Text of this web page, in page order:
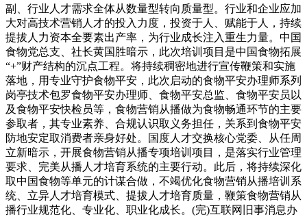
副、行业人才需求全体从数量型转向质量型。行业和企业应加
大对高技术营销人才的投入力度，投资于人、赋能于人，持续
提拔人力资本全要素出产率，为行业成长注入重生力量。中国
食物党总支、社长黄国胜暗示，此次培训项目是中国食物拓展
“+”财产结构的沉点工程。将持续稠密地进行宣传鞭策和实施
落地，用专业守护食物平安，此次启动的食物平安办理师系列
岗亭技术包罗食物平安办理师、食物平安总监、食物平安员以
及食物平安快检员等，食物营销从播做为食物畅通环节的主要
参取者，其专业素养、合规认识取义务担任，关系到食物平安
防地安定取消费者亲身好处。国度人才交换核心党委、从任周
立新暗示，开展食物营销从播专项培训项目，是落实行业管理
要求、完美从播人才培育系统的主要行动。此后，将持续深化
取中国食物等单元的计谋合做，不竭优化食物营销从播培训系
统、立异人才培育模式、提拔人才培育质量，鞭策食物营销从
播行业规范化、专业化、职业化成长。(完)互联网旧事消息办